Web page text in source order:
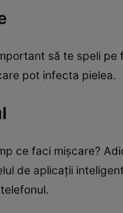
să te speli
pot infecta pielea.
ce faci mişcare?
de aplicaţii